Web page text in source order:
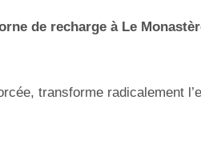
de recharge à Le
transforme radicalement